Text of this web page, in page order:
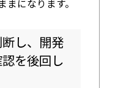
になります。
し、開発
を後回し